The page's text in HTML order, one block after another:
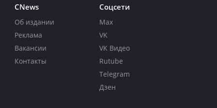
CNews
Об издании
Реклама
Вакансии
Контакты
Соцсети
Max
VK
VK Видео
Rutube
Telegram
Дзен